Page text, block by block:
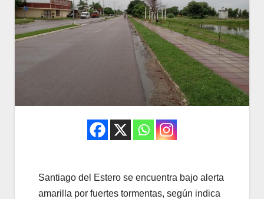
Santiago del Estero se encuentra bajo alerta
amarilla por fuertes tormentas, según indica